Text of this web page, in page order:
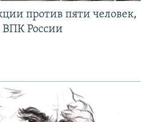
против пяти человек,
ВПК России